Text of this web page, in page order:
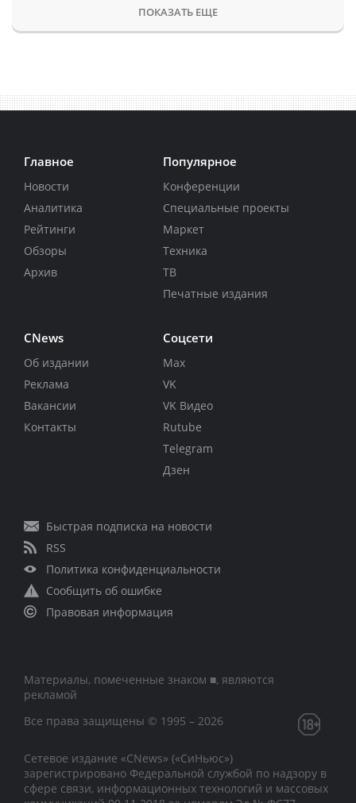
ПОКАЗАТЬ ЕЩЕ
Главное
Новости
Аналитика
Рейтинги
Обзоры
Архив
Популярное
Конференции
Специальные проекты
Маркет
Техника
ТВ
Печатные издания
CNews
Об издании
Реклама
Вакансии
Контакты
Соцсети
Max
VK
VK Видео
Rutube
Telegram
Дзен
Быстрая подписка на новости
RSS
Политика конфиденциальности
Сообщить об ошибке
Правовая информация
Материалы, помеченные знаком ■, являются
рекламой
Все права защищены © 1995 – 2026
Сетевое издание «CNews» («СиНьюс»)
зарегистрировано Федеральной службой по надзору в
сфере связи, информационных технологий и массовых